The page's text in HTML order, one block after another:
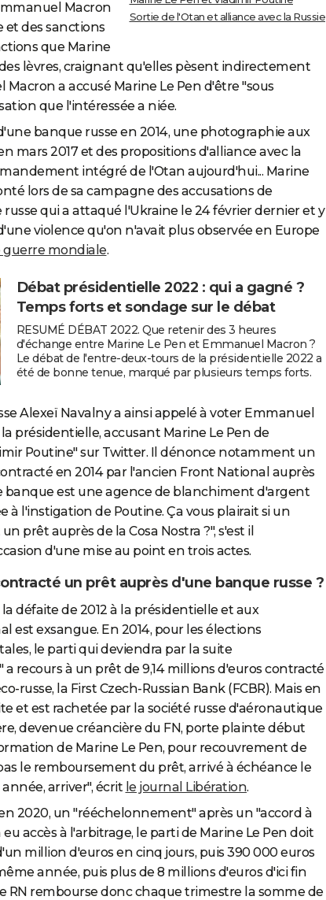
Sortie de l'Otan et alliance avec la Russie
Macron
et des sanctions
que Marine
lèvres, craignant qu'elles pèsent indirectement
Macron a accusé Marine Le Pen d'être "sous
que l'intéressée a niée.
banque russe en 2014, une photographie aux
mars 2017 et des propositions d'alliance avec la
intégré de l'Otan aujourd'hui... Marine
lors de sa campagne des accusations de
qui a attaqué l'Ukraine le 24 février dernier et y
violence qu'on n'avait plus observée en Europe
guerre mondiale.
Débat présidentielle 2022 : qui a gagné ?
Temps forts et sondage sur le débat
RESUMÉ DÉBAT 2022. Que retenir des 3 heures
d'échange entre Marine Le Pen et Emmanuel Macron ?
Le débat de l'entre-deux-tours de la présidentielle 2022 a
été de bonne tenue, marqué par plusieurs temps forts.
Alexeï Navalny a ainsi appelé à voter Emmanuel
présidentielle, accusant Marine Le Pen de
Poutine" sur Twitter. Il dénonce notamment un
en 2014 par l'ancien Front National auprès
banque est une agence de blanchiment d'argent
à l'instigation de Poutine. Ça vous plairait si un
prêt auprès de la Cosa Nostra ?", s'est il
d'une mise au point en trois actes.
un prêt auprès d'une banque russe ?
défaite de 2012 à la présidentielle et aux
est exsangue. En 2014, pour les élections
le parti qui deviendra par la suite
recours à un prêt de 9,14 millions d'euros contracté
russe, la First Czech-Russian Bank (FCBR). Mais en
et est rachetée par la société russe d'aéronautique
devenue créancière du FN, porte plainte début
de Marine Le Pen, pour recouvrement de
le remboursement du prêt, arrivé à échéance le
arriver", écrit le journal Libération.
2020, un "rééchelonnement" après un "accord à
eu accès à l'arbitrage, le parti de Marine Le Pen doit
million d'euros en cinq jours, puis 390 000 euros
année, puis plus de 8 millions d'euros d'ici fin
RN rembourse donc chaque trimestre la somme de